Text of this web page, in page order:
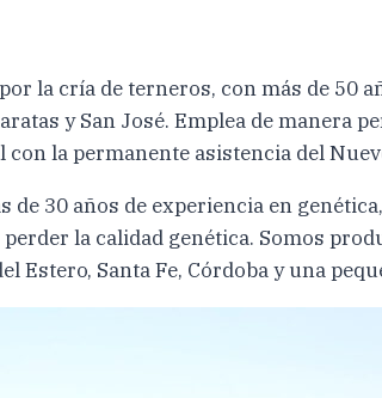
la cría de terneros, con más de 50
y San José. Emplea de manera
la permanente asistencia del
30 años de experiencia en
la calidad genética. Somos
Santa Fe, Córdoba y una